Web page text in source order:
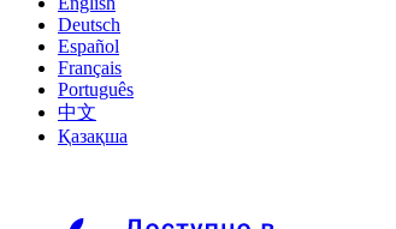
Deutsch
Español
Français
Português
中文
Қазақша